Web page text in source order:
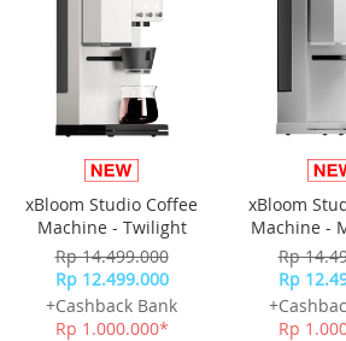
PEAK PERFORMANCE IS YOURS
PEMANTAUAN KESEHATAN DAN
FITUR PELATIHAN LANJUTAN
xBloom Studio Coffee
Machine - Twilight
Rp 14.499.000
Rp 12.499.000
+Cashback Bank
Rp 1.000.000*
xBloom
Machine -
Rp
Rp
Rp